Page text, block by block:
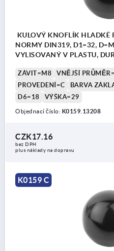
KULOVÝ KNOFLÍK HLADKÉ
NORMY DIN319, D1=32,
VYLISOVANÝ V PLASTU,
ZÁVIT=M8 VNĚJŠÍ
PROVEDENÍ=C
BARVA
D6=18
VÝŠKA=29
Objednací číslo: K0159.13208
CZK17.16
bez DPH
plus náklady na dopravu
K0159 C